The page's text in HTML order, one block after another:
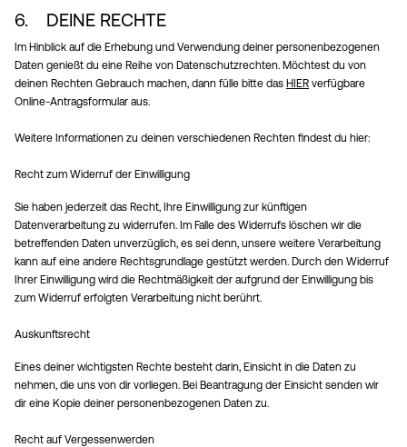
6. DEINE RECHTE
Im Hinblick auf die Erhebung und Verwendung deiner personenbezogenen
Daten genießt du eine Reihe von Datenschutzrechten. Möchtest du von
deinen Rechten Gebrauch machen, dann fülle bitte das HIER verfügbare
Online-Antragsformular aus.
Weitere Informationen zu deinen verschiedenen Rechten findest du hier:
Recht zum Widerruf der Einwilligung
Sie haben jederzeit das Recht, Ihre Einwilligung zur künftigen
Datenverarbeitung zu widerrufen. Im Falle des Widerrufs löschen wir die
betreffenden Daten unverzüglich, es sei denn, unsere weitere Verarbeitung
kann auf eine andere Rechtsgrundlage gestützt werden. Durch den Widerruf
Ihrer Einwilligung wird die Rechtmäßigkeit der aufgrund der Einwilligung bis
zum Widerruf erfolgten Verarbeitung nicht berührt.
Auskunftsrecht
Eines deiner wichtigsten Rechte besteht darin, Einsicht in die Daten zu
nehmen, die uns von dir vorliegen. Bei Beantragung der Einsicht senden wir
dir eine Kopie deiner personenbezogenen Daten zu.
Recht auf Vergessenwerden